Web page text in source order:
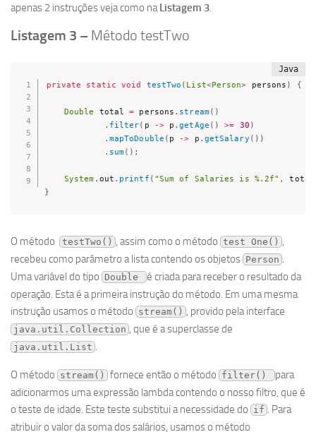
apenas 2 instruções veja como na Listagem 3
Listagem 3 – Método testTwo
private static void testTwo ( List<Person> persons ) {
Double total = persons . stream( )
. filter( p -> p .getAge ( ) >= 30 )
. mapToDouble ( p -> p . getSalary ( ) )
. sum( ) ;
System . out . printf ( "Sum of Salaries is %.2f" , total
}
O método testTwo() , assim como o método test One() ,
recebeu como parâmetro a lista contendo os objetos Person .
Uma variável do tipo Double
é criada para receber o resultado da
operação. Esta é a primeira instrução do método. Em uma mesma
instrução usamos o método stream() , provido pela interface
java.util.Collection , que é a superclasse de
java.util.List .
O método stream() fornece então o método filter()
para
adicionarmos uma expressão lambda contendo o nosso filtro, que é
o teste de idade. Este teste substitui a necessidade do if . Para
atribuir o valor da soma dos salários, usamos o método